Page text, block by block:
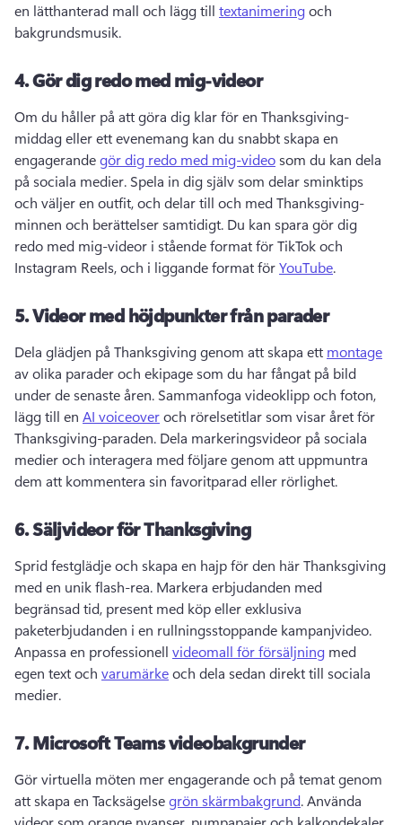
en lätthanterad mall och lägg till textanimering och
bakgrundsmusik.
4.Gör dig redo med mig-videor
Om du håller på att göra dig klar för en Thanksgiving-
middag eller ett evenemang kan du snabbt skapa en
engagerande gör dig redo med mig-video som du kan dela
på sociala medier. Spela in dig själv som delar sminktips
och väljer en outfit, och delar till och med Thanksgiving-
minnen och berättelser samtidigt. Du kan spara gör dig
redo med mig-videor i stående format för TikTok och
Instagram Reels, och i liggande format för YouTube.
5.Videor med höjdpunkter från parader
Dela glädjen på Thanksgiving genom att skapa ett montage
av olika parader och ekipage som du har fångat på bild
under de senaste åren. Sammanfoga videoklipp och foton,
lägg till en AI voiceover och rörelsetitlar som visar året för
Thanksgiving-paraden. Dela markeringsvideor på sociala
medier och interagera med följare genom att uppmuntra
dem att kommentera sin favoritparad eller rörlighet.
6.Säljvideor för Thanksgiving
Sprid festglädje och skapa en hajp för den här Thanksgiving
med en unik flash-rea. Markera erbjudanden med
begränsad tid, present med köp eller exklusiva
Anpassa en professionell videomall för försäljning med
egen text och varumärke och dela sedan direkt till sociala
medier.
7.Microsoft Teams videobakgrunder
Gör virtuella möten mer engagerande och på temat genom
att skapa en Tacksägelse grön skärmbakgrund. Använda